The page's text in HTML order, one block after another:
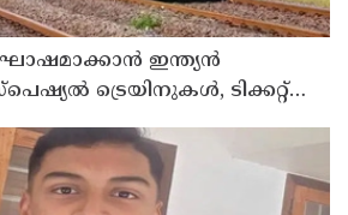
ഇന്ത്യൻ
ട്രെയിനുകൾ, ടിക്കറ്റ്